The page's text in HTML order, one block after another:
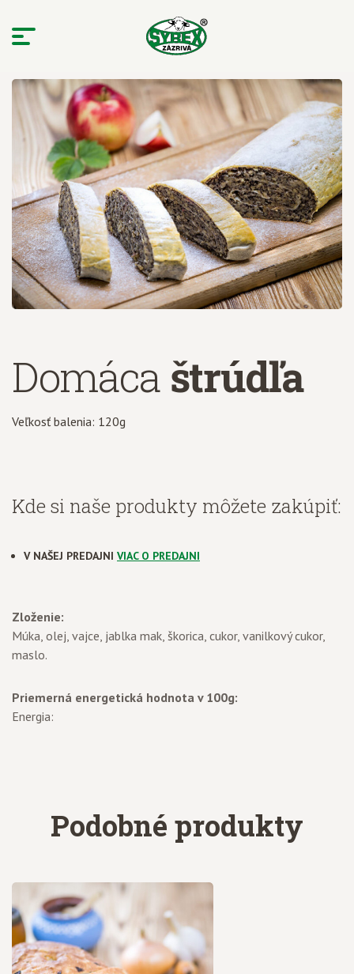
Domáca štrúdľa
Veľkosť balenia: 120g
Kde si naše produkty môžete zakúpiť:
V NAŠEJ PREDAJNI VIAC O PREDAJNI
Zloženie:
Múka, olej, vajce, jablka mak, škorica, cukor, vanilkový cukor,
maslo.
Priemerná energetická hodnota v 100g:
Energia:
Podobné produkty